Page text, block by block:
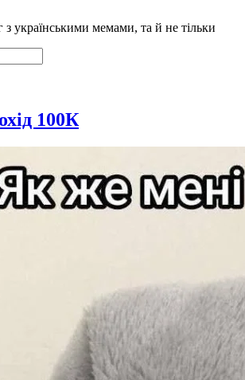
українськими мемами, та й не тільки
100К